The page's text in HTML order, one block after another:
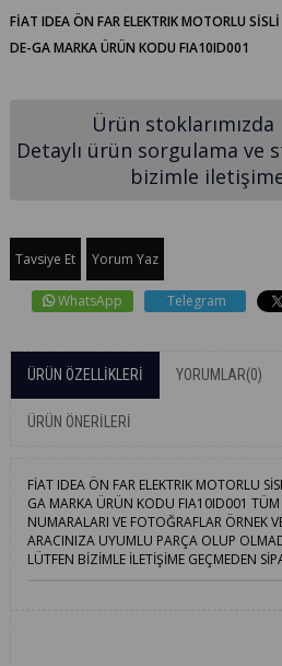
FİAT IDEA ÖN FAR ELEKTRIK MOTORLU
DE-GA MARKA ÜRÜN KODU FIA10ID001
Ürün stoklarımızda
Detaylı ürün sorgulama
bizimle
Tavsiye Et Yorum Yaz
WhatsApp Telegram
ÜRÜN ÖZELLIKLERI YORUMLAR(0)
ÜRÜN ÖNERILERI
FİAT IDEA ÖN FAR ELEKTRIK MOTORLU
GA MARKA ÜRÜN KODU FIA10ID001 TÜM
NUMARALARI VE FOTOĞRAFLAR ÖRNEK
ARACINIZA UYUMLU PARÇA OLUP
LÜTFEN BİZİMLE İLETİŞİME GEÇMEDEN